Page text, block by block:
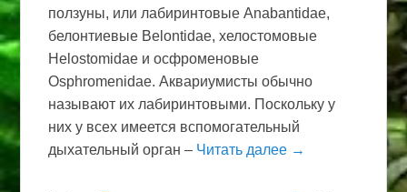
ползуны, или лабиринтовые Anabantidae,
белонтиевые Belontidae, хелостомовые
Helostomidae и осфроменовые
Osphromenidae. Аквариумисты обычно
называют их лабиринтовыми. Поскольку у
них у всех имеется вспомогательный
дыхательный орган – Читать далее →